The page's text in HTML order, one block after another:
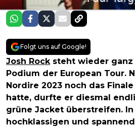
Folgt uns auf Google!
Josh Rock steht wieder
Podium der European Tour.
Nordire 2023 noch das
hatte, durfte er diesmal
grüne Jacket überstreifen.
hochklassigen und